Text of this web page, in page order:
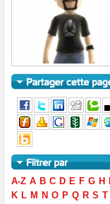
A-Z A B C D E F G H
K L M N O P Q R S T